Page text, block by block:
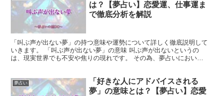
は？【夢占い】恋愛運、仕事運ま
で徹底分析を解説
「叫ぶ声が出ない夢」の持つ意味や運勢について詳しく徹底説明して
いきます。 「叫ぶ声が出ない夢」の意味 叫ぶ声が出ないというの
は、現実世界でも不安や焦りの現れです。 その為、夢占いにおいて
夢占い
「好きな人にアドバイスされる
夢」の意味とは？【夢占い】恋愛